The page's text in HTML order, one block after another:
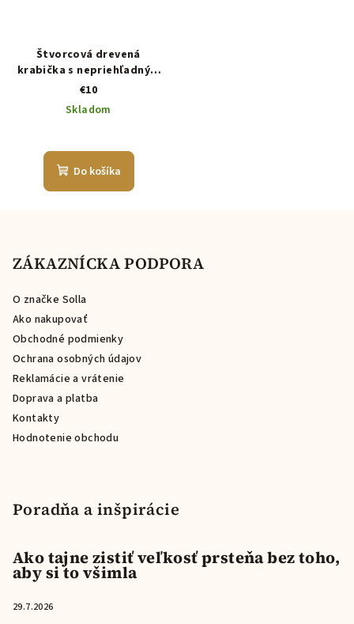
Štvorcová drevená
krabička s nepriehľadným
vekom
€10
Skladom
Do košíka
ZÁKAZNÍCKA PODPORA
O značke Solla
Ako nakupovať
Obchodné podmienky
Ochrana osobných údajov
Reklamácie a vrátenie
Doprava a platba
Kontakty
Hodnotenie obchodu
Poradňa a inšpirácie
Ako tajne zistiť veľkosť prsteňa bez toho,
aby si to všimla
29.7.2026